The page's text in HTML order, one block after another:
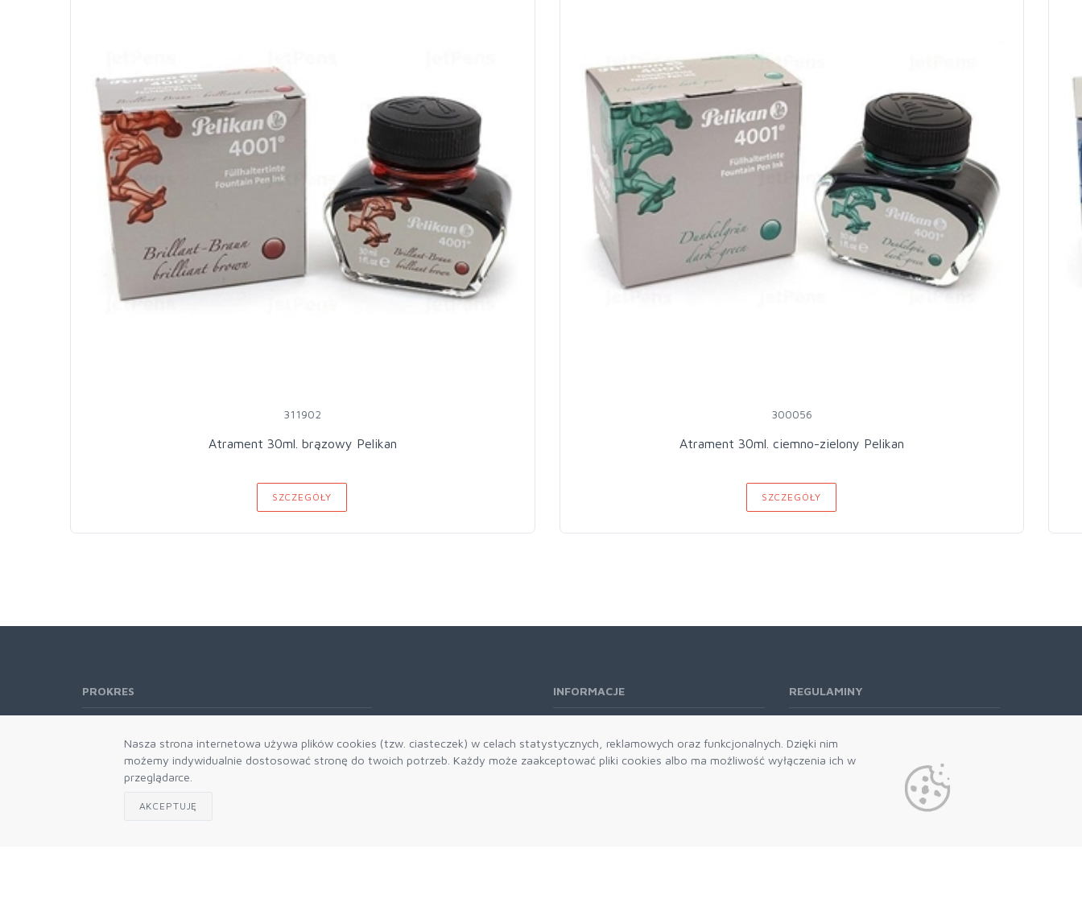
Nasza strona internetowa używa plików cookies (tzw. ciasteczek) w celach statystycznych, reklamowych oraz funkcjonalnych. Dzięki nim
możemy indywidualnie dostosować stronę do twoich potrzeb. Każdy może zaakceptować pliki cookies albo ma możliwość wyłączenia ich w
przeglądarce.
AKCEPTUJĘ
311902
Atrament 30ml. brązowy Pelikan
SZCZEGÓŁY
300056
Atrament 30ml. ciemno-zielony Pelikan
SZCZEGÓŁY
PROKRES
61 866-92-98
666-021-660
Dział handlowy email: prokres@prokres.pl
INFORMACJE
Kontakt
REGULAMINY